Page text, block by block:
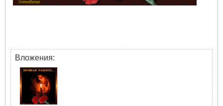
Вложения: